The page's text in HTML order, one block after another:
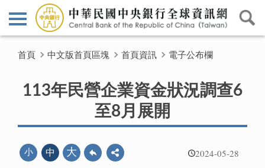
首頁 中文版首頁區塊 首頁資訊 電子公布欄
113年民營企業資金狀況調查6
至8月展開
2024-05-28
小 中 大